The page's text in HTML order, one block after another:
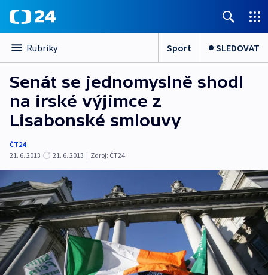
Rubriky Sport SLEDOVAT
Senát se jednomyslně shodl
na irské výjimce z
Lisabonské smlouvy
ČT24
21. 6. 2013
21. 6. 2013 | Zdroj: ČT24